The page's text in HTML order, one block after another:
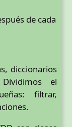
de cada
diccionarios
el
filtrar,